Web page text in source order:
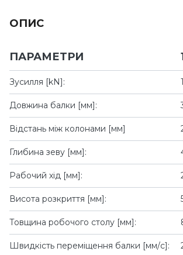
ОПИС
ПАРАМЕТРИ
Зусилля [kN]:
Довжина балки [мм]:
Відстань між колонами [мм]
Глибина зеву [мм]:
Рабочий хід [мм]:
Висота розкриття [мм]:
Товщина робочого столу [мм]:
Швидкість переміщення балки [мм/с]: